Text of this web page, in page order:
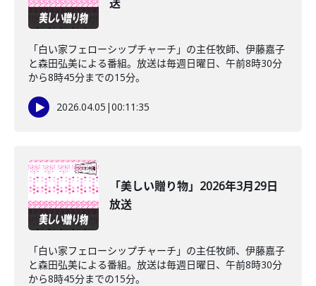
「白い家フェローシップチャーチ」の主任牧師、伊藤嘉子
と森田弘美による番組。放送は毎週日曜日、午前8時30分
から8時45分までの15分。
2026.04.05 |00:11:35
「美しい贈り物」2026年3月29日
放送
「白い家フェローシップチャーチ」の主任牧師、伊藤嘉子
と森田弘美による番組。放送は毎週日曜日、午前8時30分
から8時45分までの15分。